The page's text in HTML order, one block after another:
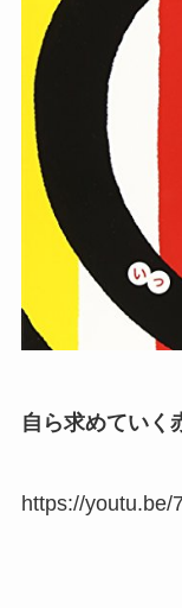
自ら求めていく
https://youtu.be/